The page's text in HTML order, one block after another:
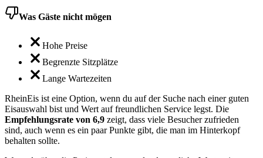
Was Gäste nicht mögen
Hohe Preise
Begrenzte Sitzplätze
Lange Wartezeiten
RheinEis ist eine Option, wenn du auf der Suche nach einer guten
Eisauswahl bist und Wert auf freundlichen Service legst. Die
Empfehlungsrate von 6,9 zeigt, dass viele Besucher zufrieden
sind, auch wenn es ein paar Punkte gibt, die man im Hinterkopf
behalten sollte.